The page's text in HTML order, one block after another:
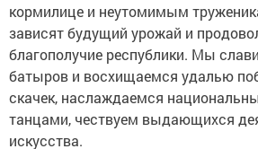
кормилице и неутомимым
зависят будущий урожай и
благополучие республики. Мы
батыров и восхищаемся удалью
скачек, наслаждаемся
танцами, чествуем выдающихся
искусства.